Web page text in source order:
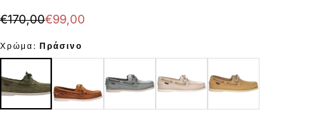
€99,00
Τιμή
€170,00Τιμή
έκπτωση
€99,00
Χρώμα: Πράσινο